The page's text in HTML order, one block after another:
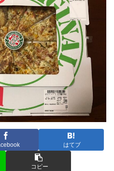
はてブ
コピー